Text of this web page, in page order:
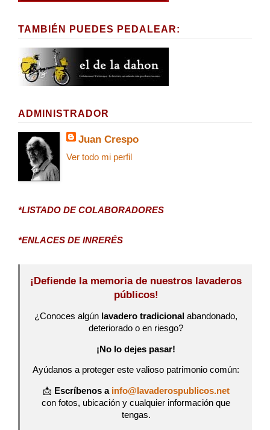
TAMBIÉN PUEDES PEDALEAR:
ADMINISTRADOR
Juan Crespo
Ver todo mi perfil
*LISTADO DE COLABORADORES
*ENLACES DE INRERÉS
¡Defiende la memoria de nuestros lavaderos
públicos!
¿Conoces algún lavadero tradicional abandonado,
deteriorado o en riesgo?
¡No lo dejes pasar!
Ayúdanos a proteger este valioso patrimonio común:
📩 Escríbenos a info@lavaderospublicos.net
con fotos, ubicación y cualquier información que
tengas.